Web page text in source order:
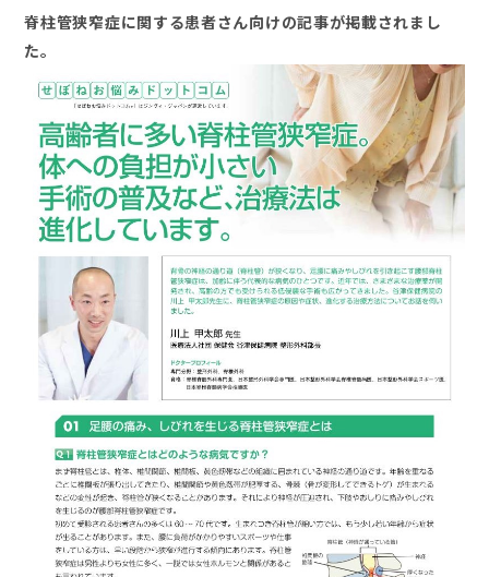
脊柱管狭窄症に関する患者さん向けの記事が掲載されまし
た。